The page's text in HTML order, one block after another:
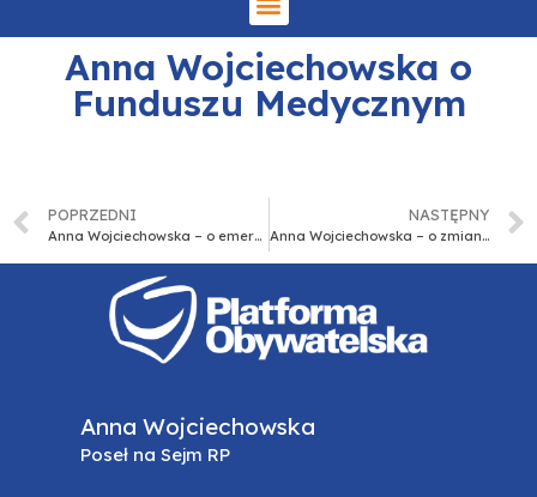
Anna Wojciechowska o
Funduszu Medycznym
POPRZEDNI
Anna Wojciechowska – o emeryturach i rentach
NASTĘPNY
Anna Wojciechowska – o zmianie ustawy o paszach
Anna Wojciechowska
Poseł na Sejm RP